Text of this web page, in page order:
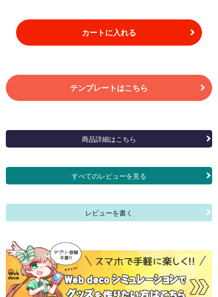
カートに入れる
テンプレートはこちら
商品詳細はこちら
すべてのレビューを見る
レビューを書く